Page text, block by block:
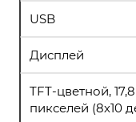
USB
Дисплей
TFT-цветной,
пикселей (8х10